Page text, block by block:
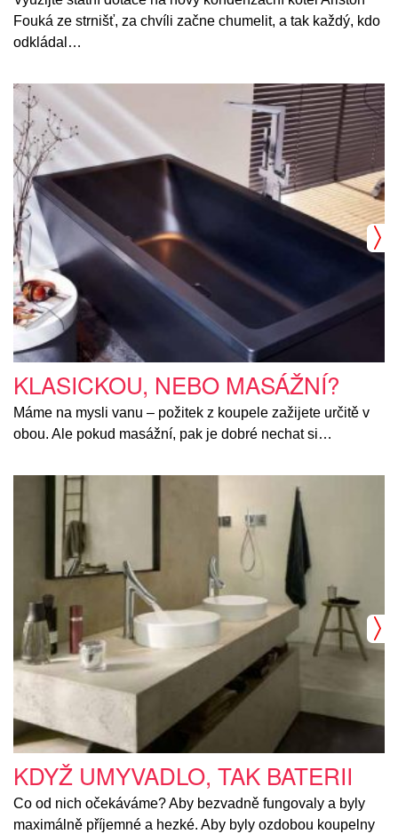
Fouká ze strnišť, za chvíli začne chumelit, a tak každý, kdo
odkládal…
KLASICKOU, NEBO MASÁŽNÍ?
Máme na mysli vanu – požitek z koupele zažijete určitě v
obou. Ale pokud masážní, pak je dobré nechat si…
KDYŽ UMYVADLO, TAK BATERII
Co od nich očekáváme? Aby bezvadně fungovaly a byly
maximálně příjemné a hezké. Aby byly ozdobou koupelny